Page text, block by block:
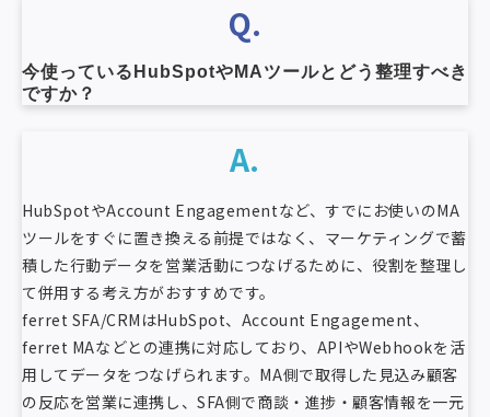
Q.
今使っているHubSpotやMAツールとどう整理すべき
ですか？
A.
HubSpotやAccount Engagementなど、すでにお使いのMA
ツールをすぐに置き換える前提ではなく、マーケティングで蓄
積した行動データを営業活動につなげるために、役割を整理し
て併用する考え方がおすすめです。
ferret SFA/CRMはHubSpot、Account Engagement、
ferret MAなどとの連携に対応しており、APIやWebhookを活
用してデータをつなげられます。MA側で取得した見込み顧客
の反応を営業に連携し、SFA側で商談・進捗・顧客情報を一元